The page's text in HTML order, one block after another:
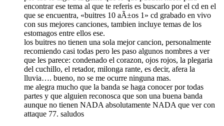
encontrar ese tema al que te referis es buscarlo por el cd en el
que se encuentra, «buitres 10 aÃ±os 1» cd grabado en vivo
con sus mejores canciones, tambien incluye temas de los
estomagos entre ellos ese.
los buitres no tienen una sola mejor cancion, personalmente
recomiendo casi todas pero les paso algunos nombres a ver
que les parece: condenado el corazon, ojos rojos, la plegaria
del cuchillo, el retador, milonga rante, es decir, afera la
lluvia…. bueno, no se me ocurre ninguna mas.
me alegra mucho que la banda se haga conocer por todas
partes y que alguien reconosca que son una buena banda
aunque no tienen NADA absolutamente NADA que ver con
attaque 77. saludos